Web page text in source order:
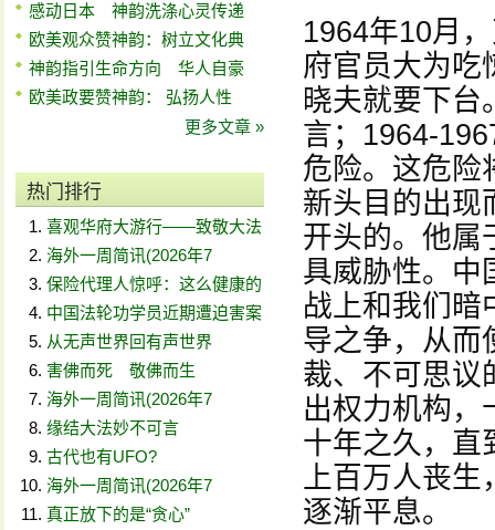
感动日本 神韵洗涤心灵传递
欧美观众赞神韵：树立文化典
神韵指引生命方向 华人自豪
欧美政要赞神韵： 弘扬人性
更多文章 »
热门排行
喜观华府大游行——致敬大法
海外一周简讯(2026年7
保险代理人惊呼：这么健康的
中国法轮功学员近期遭迫害案
从无声世界回有声世界
害佛而死 敬佛而生
海外一周简讯(2026年7
缘结大法妙不可言
古代也有UFO?
海外一周简讯(2026年7
真正放下的是“贪心”
1964年10月
府官员大为吃
晓夫就要下台
言；1964-
危险。这危险
新头目的出现
开头的。他属
具威胁性。中
战上和我们暗
导之争，从而
裁、不可思议
出权力机构，
十年之久，直
上百万人丧生
逐渐平息。